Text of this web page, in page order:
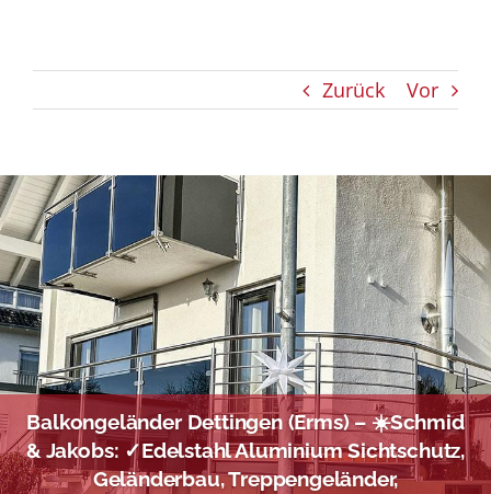
Zurück Vor
Balkongeländer Dettingen (Erms) – ☀️Schmid
& Jakobs: ✓Edelstahl Aluminium Sichtschutz,
Geländerbau, Treppengeländer,